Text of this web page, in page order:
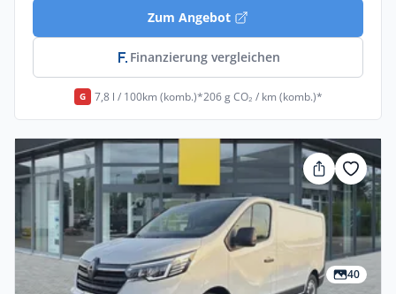
Zum Angebot
Finanzierung vergleichen
G 7,8 l / 100km (komb.)*206 g CO₂ / km (komb.)*
40